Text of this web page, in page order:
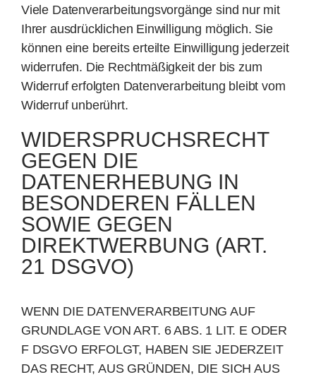
Viele Datenverarbeitungsvorgänge sind nur mit
Ihrer ausdrücklichen Einwilligung möglich. Sie
können eine bereits erteilte Einwilligung jederzeit
widerrufen. Die Rechtmäßigkeit der bis zum
Widerruf erfolgten Datenverarbeitung bleibt vom
Widerruf unberührt.
WIDERSPRUCHSRECHT
GEGEN DIE
DATENERHEBUNG IN
BESONDEREN FÄLLEN
SOWIE GEGEN
DIREKTWERBUNG (ART.
21 DSGVO)
WENN DIE DATENVERARBEITUNG AUF
GRUNDLAGE VON ART. 6 ABS. 1 LIT. E ODER
F DSGVO ERFOLGT, HABEN SIE JEDERZEIT
DAS RECHT, AUS GRÜNDEN, DIE SICH AUS